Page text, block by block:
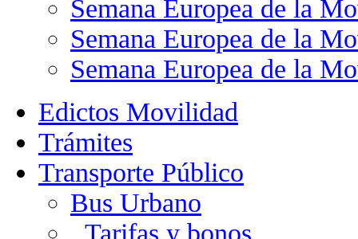
Semana Europea de la
Semana Europea de la
Semana Europea de la
Edictos Movilidad
Trámites
Transporte Público
Bus Urbano
Tarifas y bonos